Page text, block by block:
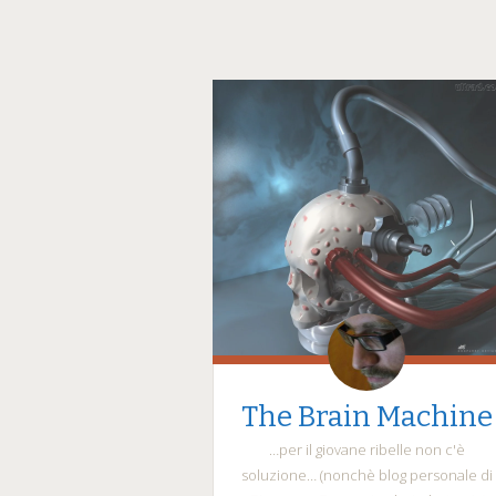
The Brain Machine
…per il giovane ribelle non c'è
soluzione… (nonchè blog personale di